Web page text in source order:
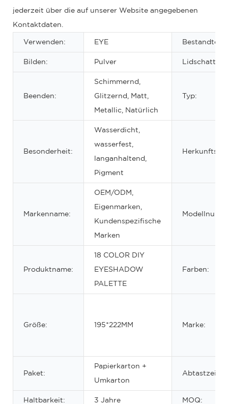
jederzeit über die auf unserer Website angegebenen
Kontaktdaten.
Verwenden: EYE Bestandteil:
Bilden: Pulver
Beenden:
Schimmernd,
Glitzernd, Matt,
Metallic, Natürlich
Typ:
Besonderheit:
Wasserdicht,
wasserfest,
langanhaltend,
Pigment
Markenname:
OEM/ODM,
Eigenmarken,
Kundenspezifische
Marken
Produktname:
18 COLOR DIY
EYESHADOW
PALETTE
Farben:
Größe: 195*222MM Marke:
Paket:
Papierkarton +
Umkarton
Abtastzeit:
Haltbarkeit: 3 Jahre MOQ: